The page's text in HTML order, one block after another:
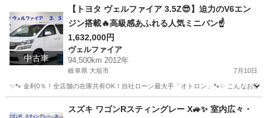
その他 ルーミー
中古車
【トヨタ ヴェルファイア 3.5Z😎】迫力のV6エン
ジン搭載🔥高級感あふれる人気ミニバン☝️
1,632,000円
ヴェルファイア
94,500km 2012年
岐阜県 大垣市 7月10日
✨🐾 金利0％！全店舗の在庫共有OK！自社ローン最大手「オトロン」🐾✨ こんなお
ヴェルファイア
スズキ ワゴンRスティングレー X🚙✨ 室内広々・